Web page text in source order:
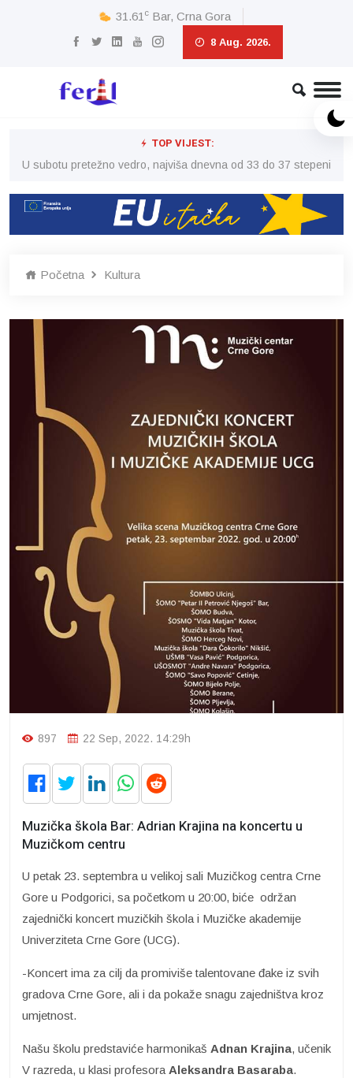
31.61 c Bar, Crna Gora
8 Aug. 2026.
TOP VIJEST:
U subotu pretežno vedro, najviša dnevna od 33 do 37 stepeni
Početna Kultura
897 22 Sep, 2022. 14:29h
Muzička škola Bar: Adrian Krajina na koncertu u
Muzičkom centru
U petak 23. septembra u velikoj sali Muzičkog centra Crne
Gore u Podgorici, sa početkom u 20:00, biće održan
zajednički koncert muzičkih škola i Muzičke akademije
Univerziteta Crne Gore (UCG).
-Koncert ima za cilj da promiviše talentovane đake iz svih
gradova Crne Gore, ali i da pokaže snagu zajedništva kroz
umjetnost.
Našu školu predstaviće harmonikaš Adnan Krajina, učenik
V razreda, u klasi profesoraAleksandra Basaraba.